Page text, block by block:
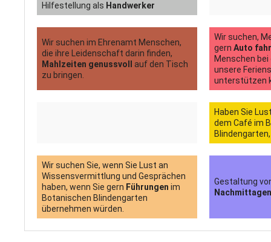
Hilfestellung als Handwerker
Wir suchen im Ehrenamt Menschen,
die ihre Leidenschaft darin finden,
Mahlzeiten genussvoll
auf den Tisch
zu bringen.
Wir suchen,
gernAuto
Menschen bei
unsere
unterstützen
Haben Sie
dem Café im
Wir suchen Sie, wenn Sie Lust an
Wissensvermittlung und Gesprächen
haben, wenn Sie gern Führungen im
Botanischen Blindengarten
übernehmen würden.
Gestaltung